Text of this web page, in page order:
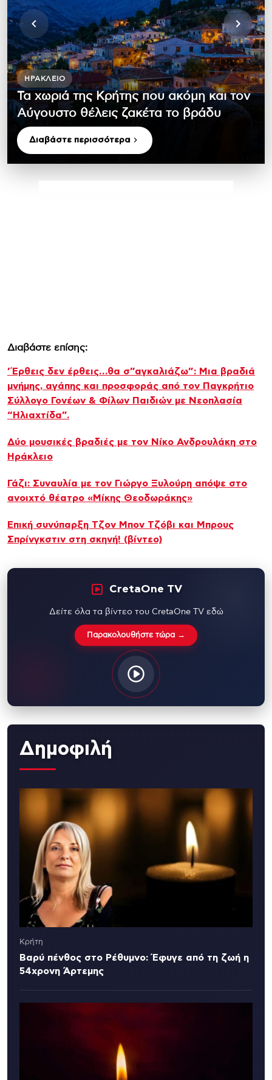
ΗΡΆΚΛΕΙΟ
Τα χωριά της Κρήτης που ακόμη και τον
Αύγουστο θέλεις ζακέτα το βράδυ
Διαβάστε περισσότερα
Διαβάστε επίσης:
’Έρθεις δεν έρθεις…θα σ”αγκαλιάζω”: Μια βραδιά
μνήμης, αγάπης και προσφοράς από τον Παγκρήτιο
Σύλλογο Γονέων & Φίλων Παιδιών με Νεοπλασία
“Ηλιαχτίδα”.
Δύο μουσικές βραδιές με τον Νίκο Ανδρουλάκη στο
Ηράκλειο
Γάζι: Συναυλία με τον Γιώργο Ξυλούρη απόψε στο
ανοιχτό θέατρο «Μίκης Θεοδωράκης»
Επική συνύπαρξη Τζον Μπον Τζόβι και Μπρους
Σπρίνγκστιν στη σκηνή! (βίντεο)
CretaOne TV
Δείτε όλα τα βίντεο του CretaOne TV εδώ
Παρακολουθήστε τώρα →
Δημοφιλή
Κρήτη
Βαρύ πένθος στο Ρέθυμνο: Έφυγε από τη ζωή η
54χρονη Άρτεμης